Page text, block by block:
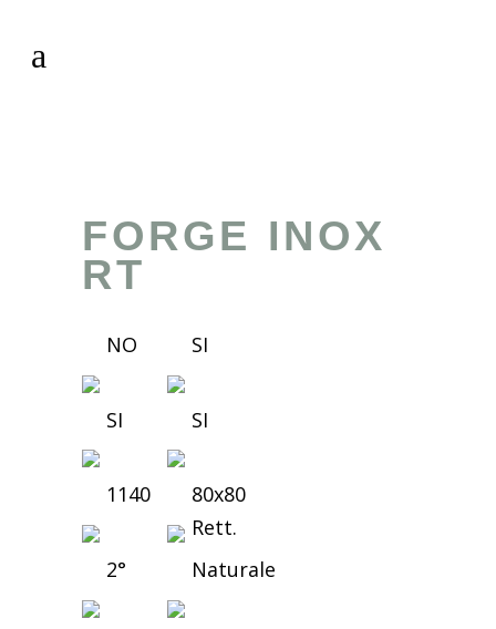
FORGE INOX
RT
NO SI
SI SI
1140
80x80
Rett.
2°
Naturale